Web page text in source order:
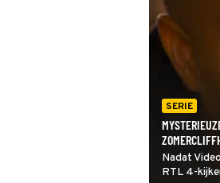
SERIE
Nadat
RTL 4-